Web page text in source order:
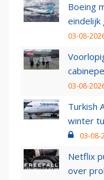
Boeing
eindelijk
03-08-
03-08-
Turkish
winter
03-08-
Netflix
over